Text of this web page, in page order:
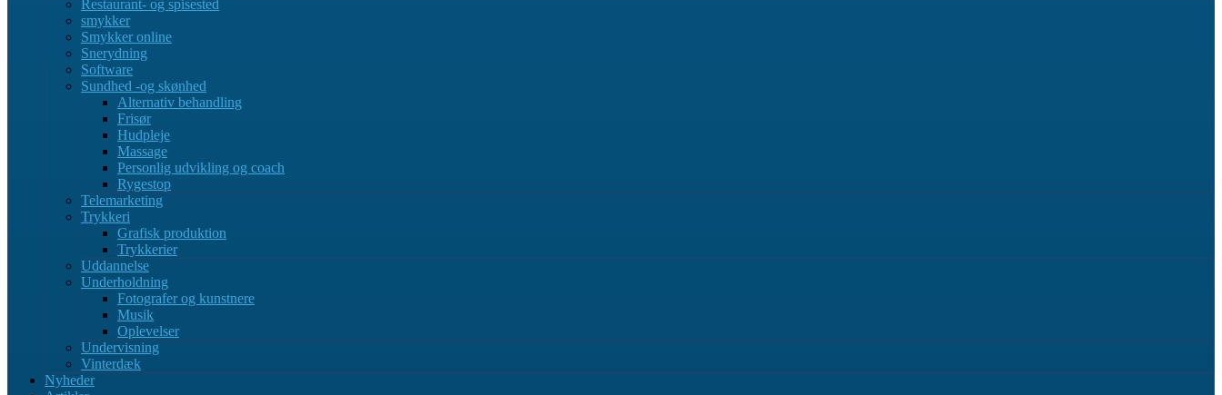
Restaurant- og spisested
smykker
Smykker online
Snerydning
Software
Sundhed -og skønhed
Alternativ behandling
Frisør
Hudpleje
Massage
Personlig udvikling og coach
Rygestop
Telemarketing
Trykkeri
Grafisk produktion
Trykkerier
Uddannelse
Underholdning
Fotografer og kunstnere
Musik
Oplevelser
Undervisning
Vinterdæk
Nyheder